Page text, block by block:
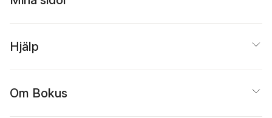
Hjälp
Om Bokus